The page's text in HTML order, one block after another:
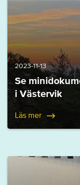
2023-11-13
Se
i Västervik
Läs mer